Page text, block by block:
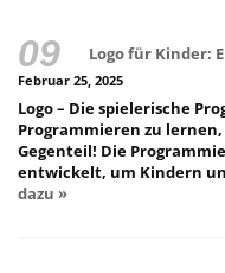
Logo für Kinder:
Februar 25, 2025
Logo – Die spielerische
Programmieren zu
Gegenteil! Die
entwickelt, um Kindern
dazu »